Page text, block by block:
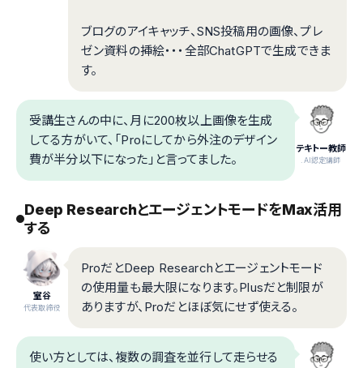
ブログのアイキャッチ、SNS投稿用の画像、プレ
ゼン資料の挿絵・・・全部ChatGPTで生成できま
す。
テキトー教師
.AI認定講師
受講生さんの中に、月に200枚以上画像を生成
してる方がいて、「Proにしてから外注のデザイン
費が半分以下になった」と言ってました。
Deep ResearchとエージェントモードをMax活用
する
室谷
代表取締役
ProだとDeep Researchとエージェントモード
の使用量も最大限になります。Plusだと制限が
ありますが、Proだとほぼ気にせず使える。
使い方としては、複数の調査を並行して走らせる